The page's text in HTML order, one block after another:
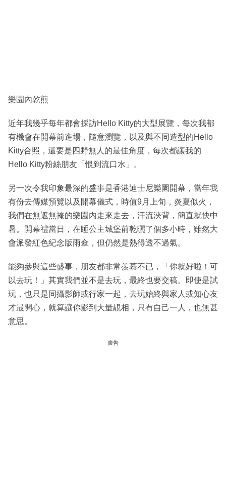
樂園內乾煎
近年我幾乎每年都會採訪Hello Kitty的大型展覽，每次我都
有機會在開幕前進場，隨意瀏覽，以及與不同造型的Hello
Kitty合照，還要是四野無人的最佳角度，每次都讓我的
Hello Kitty粉絲朋友「恨到流口水」。
另一次令我印象最深的盛事是香港迪士尼樂園開幕，當年我
有份去傳媒預覽以及開幕儀式，時值9月上旬，炎夏似火，
我們在無遮無掩的樂園內走來走去，汗流浹背，簡直就快中
暑。開幕禮當日，在睡公主城堡前乾曬了個多小時，雖然大
會派發紅色紀念版雨傘，但仍然是熱得透不過氣。
能夠參與這些盛事，朋友都非常羨慕不已，「你就好啦！可
以去玩！」其實我們並不是去玩，最終也要交稿。即使是試
玩，也只是同攝影師或行家一起，去玩始終與家人或知心友
才最開心，就算讓你影到大量靚相，只有自己一人，也無甚
意思。
廣告